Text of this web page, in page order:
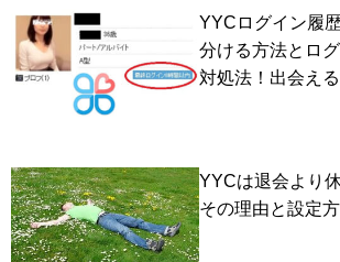
YYCログイン履
分ける方法とロ
対処法！出会え
YYCは退会より
その理由と設定